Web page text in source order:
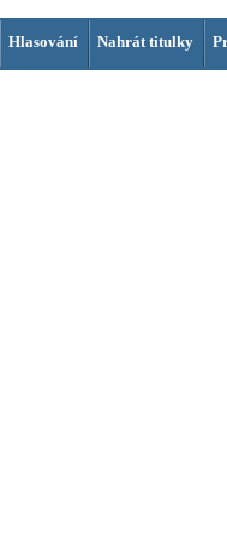
Hlasování Nahrát titulky